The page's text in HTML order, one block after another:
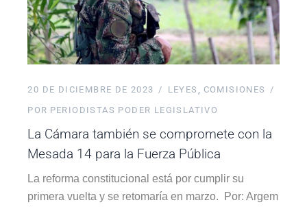
20 DE DICIEMBRE DE 2023 LEYES
COMISIONES
POR PERIODISTAS PODER LEGISLATIVO
La Cámara también se compromete con la
Mesada 14 para la Fuerza Pública
La reforma constitucional está por cumplir su
primera vuelta y se retomaría en marzo. Por: Argem